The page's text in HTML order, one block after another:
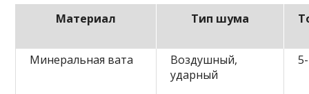
Материал Тип шума
Минеральная вата
Воздушный,
ударный